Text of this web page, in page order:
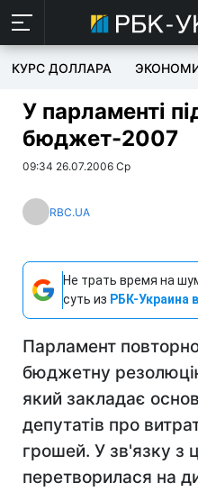
КУРС ДОЛЛАРА
У парламенті
бюджет-2007
09:34 26.07.2006 Ср
RBC.UA
Не трать время на
суть из РБК-Украина
Парламент
бюджетну
який закладає
депутатів про
грошей. У зв'язку з
перетворилася на